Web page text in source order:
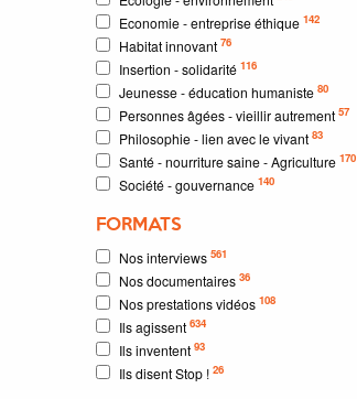
Economie - entreprise éthique 142
Habitat innovant 76
Insertion - solidarité 116
Jeunesse - éducation humaniste 80
Personnes âgées - vieillir autrement 57
Philosophie - lien avec le vivant 83
Santé - nourriture saine - Agriculture 170
Société - gouvernance 140
FORMATS
Nos interviews 561
Nos documentaires 36
Nos prestations vidéos 108
Ils agissent 634
Ils inventent 93
Ils disent Stop ! 26